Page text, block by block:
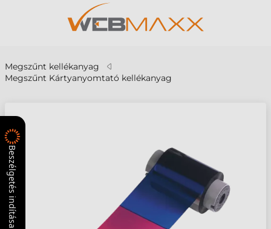
Megszűnt kellékanyag
Megszűnt Kártyanyomtató kellékanyag
Beszélgetés indítása